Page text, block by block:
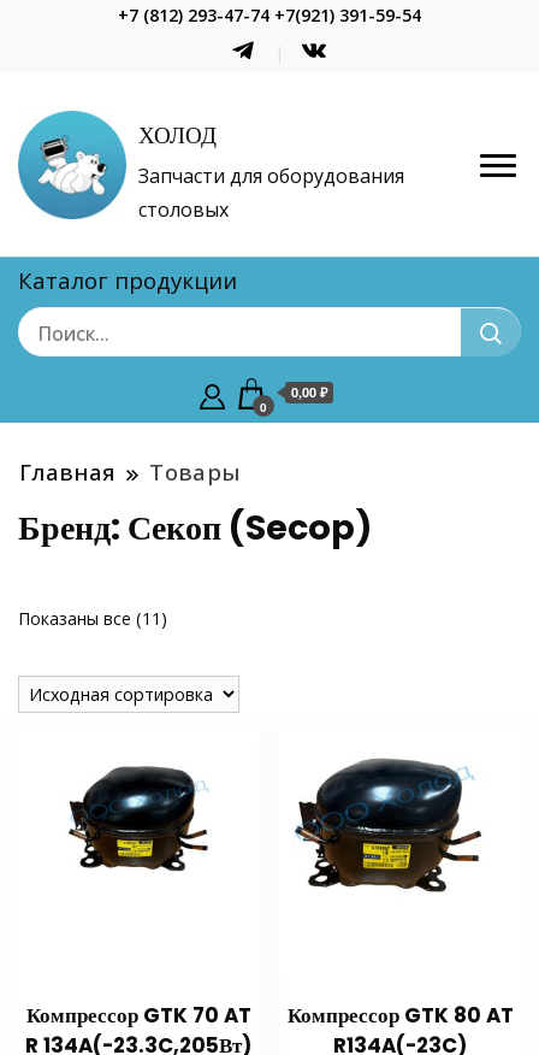
+7 (812) 293-47-74 +7(921) 391-59-54
ХОЛОД
Запчасти для оборудования
столовых
Каталог продукции
0
0,00 ₽
Главная Товары
Бренд: Секоп (Secop)
Показаны все (11)
Компрессор GTK 70 AT
R 134A(-23.3C,205Вт)
Компрессор GTK 80 AT
R134A(-23C)